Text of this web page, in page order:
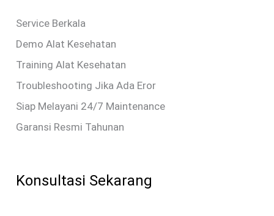
Service Berkala
Demo Alat Kesehatan
Training Alat Kesehatan
Troubleshooting Jika Ada Eror
Siap Melayani 24/7 Maintenance
Garansi Resmi Tahunan
Konsultasi Sekarang